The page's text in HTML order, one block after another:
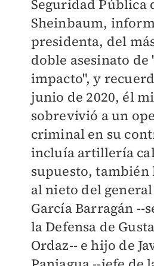
Seguridad Pública
Sheinbaum,
presidenta, del
doble asesinato de
impacto", y
junio de 2020, él
sobrevivió a un
criminal en su
incluía artillería
supuesto, también
al nieto del
García Barragán --
la Defensa de
Ordaz-- e hijo de